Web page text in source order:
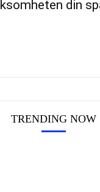
din
TRENDING NOW